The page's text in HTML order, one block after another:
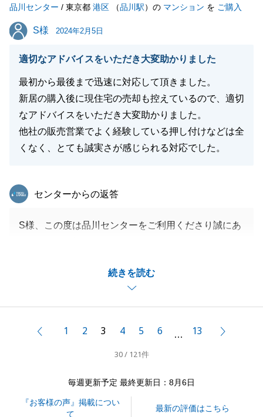
軽にご相談頂けますと嬉しいです。
どうぞ宜しくお願い致します。
閉じる
品川センター / 東京都 港区 （品川駅）の マンション を ご購入
S様
S様 2024年2月5日
適切なアドバイスをいただき大変助かりました
最初から最後まで迅速に対応して頂きました。
新居の購入後に現住宅の売却も控えているので、適切
なアドバイスをいただき大変助かりました。
他社の販売営業でよく経験している押し付けなどは全
くなく、とても誠実さが感じられる対応でした。
続きを読む
東急リバブル
センターからの返答
S様、この度は品川センターをご利用くださり誠にあ
複数ご依頼くださり重ねて御礼申し上げます。
引き続き良いご縁となりますよう精一杯尽力してまい
ります。
前へ1 2 3 4 5 6 … 13
30 / 121件
毎週更新予定 最終更新日：8月6日
『お客様の声』掲載につい
て
最新の評価はこちら